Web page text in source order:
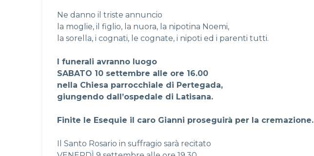
Ne danno il triste annuncio
la moglie, il figlio, la nuora, la nipotina Noemi,
la sorella, i cognati, le cognate, i nipoti ed i parenti tutti.
I funerali avranno luogo
SABATO 10 settembre alle ore 16.00
nella Chiesa parrocchiale di Pertegada,
giungendo dall’ospedale di Latisana.
Finite le Esequie il caro Gianni proseguirà per la cremazione.
Il Santo Rosario in suffragio sarà recitato